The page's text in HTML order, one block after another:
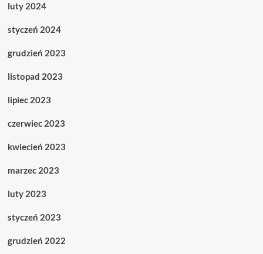
luty 2024
styczeń 2024
grudzień 2023
listopad 2023
lipiec 2023
czerwiec 2023
kwiecień 2023
marzec 2023
luty 2023
styczeń 2023
grudzień 2022